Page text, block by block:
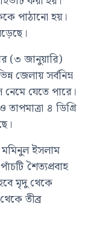
পাঠানো হয়।
(৩ জানুয়ারি)
জেলায় সর্বনিম্ন
নেমে যেতে পারে।
৪ ডিগ্রি
ইসলাম
শৈত্যপ্রবাহ
মৃদু থেকে
তীব্র